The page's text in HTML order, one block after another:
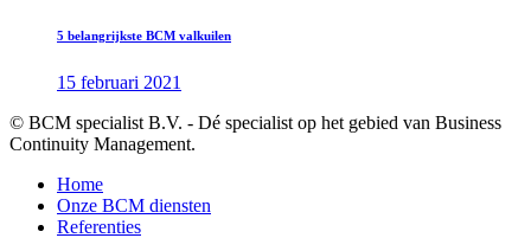
5 belangrijkste BCM valkuilen
15 februari 2021
© BCM specialist B.V. - Dé specialist op het gebied van Business
Continuity Management.
Home
Onze BCM diensten
Referenties